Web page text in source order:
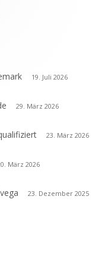
19. Juli 2026
29. März 2026
23. März 2026
März 2026
23. Dezember 2025